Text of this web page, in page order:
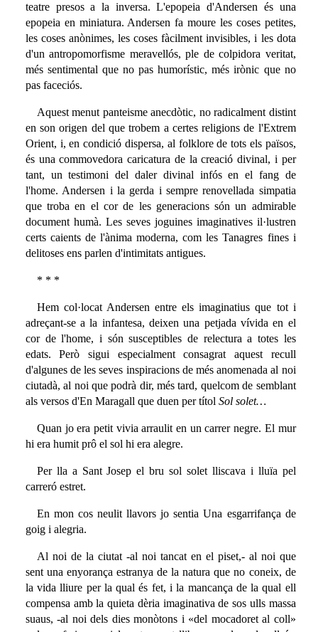
teatre presos a la inversa. L'epopeia d'Andersen és una
epopeia en miniatura. Andersen fa moure les coses petites,
les coses anònimes, les coses fàcilment invisibles, i les dota
d'un antropomorfisme meravellós, ple de colpidora veritat,
més sentimental que no pas humorístic, més irònic que no
pas faceciós.
Aquest menut panteisme anecdòtic, no radicalment distint
en son origen del que trobem a certes religions de l'Extrem
Orient, i, en condició dispersa, al folklore de tots els països,
és una commovedora caricatura de la creació divinal, i per
tant, un testimoni del daler divinal infós en el fang de
l'home. Andersen i la gerda i sempre renovellada simpatia
que troba en el cor de les generacions són un admirable
document humà. Les seves joguines imaginatives il·lustren
certs caients de l'ànima moderna, com les Tanagres fines i
delitoses ens parlen d'intimitats antigues.
* * *
Hem col·locat Andersen entre els imaginatius que tot i
adreçant-se a la infantesa, deixen una petjada vívida en el
cor de l'home, i són susceptibles de relectura a totes les
edats. Però sigui especialment consagrat aquest recull
d'algunes de les seves inspiracions de més anomenada al noi
ciutadà, al noi que podrà dir, més tard, quelcom de semblant
als versos d'En Maragall que duen per títol Sol solet…
Quan jo era petit vivia arraulit en un carrer negre. El mur
hi era humit prô el sol hi era alegre.
Per lla a Sant Josep el bru sol solet lliscava i lluïa pel
carreró estret.
En mon cos neulit llavors jo sentia Una esgarrifança de
goig i alegria.
Al noi de la ciutat -al noi tancat en el piset,- al noi que
sent una enyorança estranya de la natura que no coneix, de
la vida lliure per la qual és fet, i la mancança de la qual ell
compensa amb la quieta dèria imaginativa de sos ulls massa
suaus, -al noi dels dies monòtons i «del mocadoret al coll»